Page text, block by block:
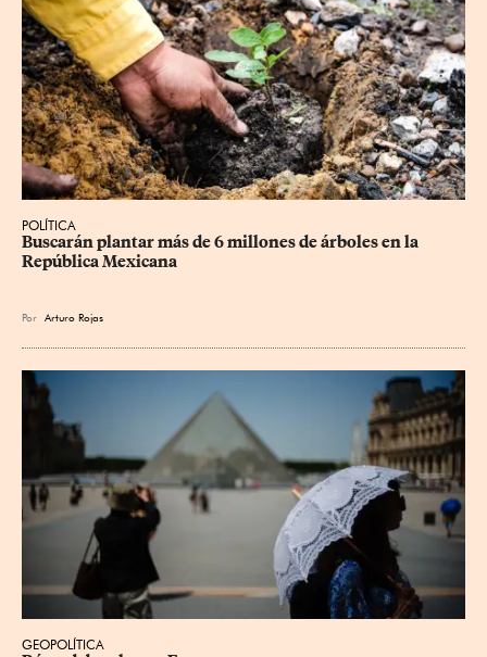
POLÍTICA
Buscarán plantar más de 6 millones de árboles en la
República Mexicana
Por Arturo Rojas
GEOPOLÍTICA